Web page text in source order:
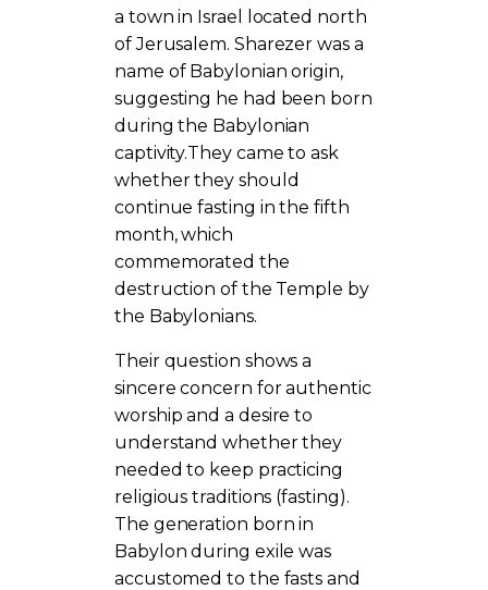
a town in Israel located north
of Jerusalem. Sharezer was a
name of Babylonian origin,
suggesting he had been born
during the Babylonian
captivity.They came to ask
whether they should
continue fasting in the fifth
month, which
commemorated the
destruction of the Temple by
the Babylonians.
Their question shows a
sincere concern for authentic
worship and a desire to
understand whether they
needed to keep practicing
religious traditions (fasting).
The generation born in
Babylon during exile was
accustomed to the fasts and